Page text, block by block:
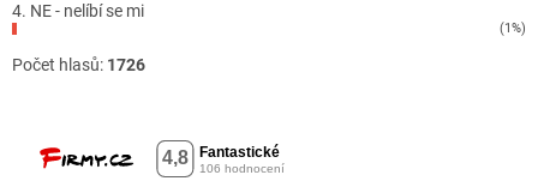
4. NE - nelíbí se mi
(1%)
Počet hlasů: 1726